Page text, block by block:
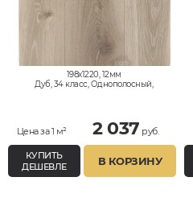
198x1220, 12мм
Дуб, 34 класс, Однополосный,
Цена за 1 м² 2 037 руб.
КУПИТЬ
ДЕШЕВЛЕ
В КОРЗИНУ